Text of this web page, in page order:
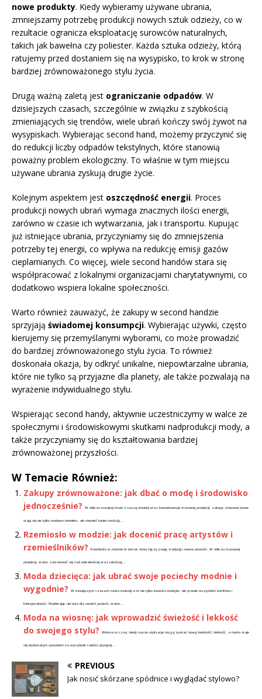
nowe produkty. Kiedy wybieramy używane ubrania,
zmniejszamy potrzebę produkcji nowych sztuk odzieży, co w
rezultacie ogranicza eksploatację surowców naturalnych,
takich jak bawełna czy poliester. Każda sztuka odzieży, którą
ratujemy przed dostaniem się na wysypisko, to krok w stronę
bardziej zrównoważonego stylu życia.
Drugą ważną zaletą jest ograniczanie odpadów. W
dzisiejszych czasach, szczególnie w związku z szybkością
zmieniających się trendów, wiele ubrań kończy swój żywot na
wysypiskach. Wybierając second hand, możemy przyczynić się
do redukcji liczby odpadów tekstylnych, które stanowią
poważny problem ekologiczny. To właśnie w tym miejscu
używane ubrania zyskują drugie życie.
Kolejnym aspektem jest oszczędność energii. Proces
produkcji nowych ubrań wymaga znacznych ilości energii,
zarówno w czasie ich wytwarzania, jak i transportu. Kupując
już istniejące ubrania, przyczyniamy się do zmniejszenia
potrzeby tej energii, co wpływa na redukcję emisji gazów
cieplarnianych. Co więcej, wiele second handów stara się
współpracować z lokalnymi organizacjami charytatywnymi, co
dodatkowo wspiera lokalne społeczności.
Warto również zauważyć, że zakupy w second handzie
sprzyjają świadomej konsumpcji. Wybierając używki, często
kierujemy się przemyślanymi wyborami, co może prowadzić
do bardziej zrównoważonego stylu życia. To również
doskonała okazja, by odkryć unikalne, niepowtarzalne ubrania,
które nie tylko są przyjazne dla planety, ale także pozwalają na
wyrażenie indywidualnego stylu.
Wspierając second handy, aktywnie uczestniczymy w walce ze
społecznymi i środowiskowymi skutkami nadprodukcji mody, a
także przyczyniamy się do kształtowania bardziej
zrównoważonej przyszłości.
W Temacie Również:
Zakupy zrównoważone: jak dbać o modę i środowisko
jednocześnie?
W obliczu rosnącej troski o naszą planetę oraz konsekwencje masowej produkcji, zakupy zrównoważone
stają się nie tylko modnym trendem, ale również koniecznością....
Rzemiosło w modzie: jak docenić pracę artystów i
rzemieślników?
Rzemiosło w modzie to temat, który łączy pasję, tradycję i nowoczesność. W obliczu masowej
produkcji, warto zastanowić się nad unikalnością oraz jakością,...
Moda dziecięca: jak ubrać swoje pociechy modnie i
wygodnie?
W dzisiejszych czasach moda dziecięca to nie tylko kwestia estetyki, ale przede wszystkim komfortu i
funkcjonalności. Wybierając ubrania dla swoich pociech, warto...
Moda na wiosnę: jak wprowadzić świeżość i lekkość
do swojego stylu?
Wiosna to czas, kiedy nasze stylizacje mogą zyskać nową świeżość i lekkość, a moda staje
się doskonałym sposobem na wyrażenie radości płynącej...
PREVIOUS
Jak nosić skórzane spódnice i wyglądać stylowo?